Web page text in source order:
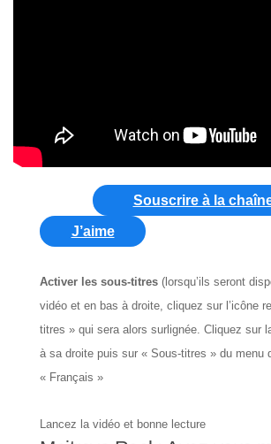
Souscrire à la
J’aime
Activer les sous-titres (lorsqu’ils seront
vidéo et en bas à droite, cliquez sur l’icône
titres » qui sera alors surlignée. Cliquez sur
à sa droite puis sur « Sous-titres » du menu
« Français »
Lancez la vidéo et bonne lecture